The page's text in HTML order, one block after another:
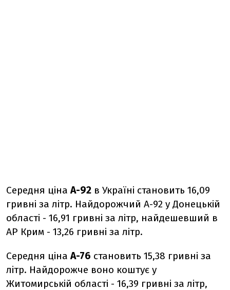
Середня цінаА-92 в Україні становить 16,09
гривні за літр. Найдорожчий А-92 у Донецькій
області - 16,91 гривні за літр, найдешевший в
АР Крим - 13,26 гривні за літр.
Середня цінаА-76 становить 15,38 гривні за
літр. Найдорожче воно коштує у
Житомирській області - 16,39 гривні за літр,